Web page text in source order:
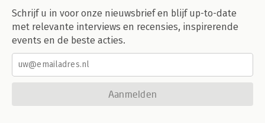
Schrijf u in voor onze nieuwsbrief en blijf up-to-date
met relevante interviews en recensies, inspirerende
events en de beste acties.
Aanmelden